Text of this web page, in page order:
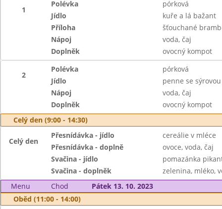
1
Polévka
pórková
Jídlo
kuře a lá bažant
Příloha
šťouchané
Nápoj
voda, čaj
Doplněk
ovocný kompot
2
Polévka
pórková
Jídlo
penne se
Nápoj
voda, čaj
Doplněk
ovocný kompot
Celý den (9:00 - 14:30)
Celý den
Přesnídávka - jídlo
cereálie v mléce
Přesnídávka - doplně
ovoce, voda, čaj
Svačina - jídlo
pomazánka
Svačina - doplněk
zelenina, mléko,
Menu
Chod
Pátek 13. 10. 2023
Oběd (11:00 - 14:00)